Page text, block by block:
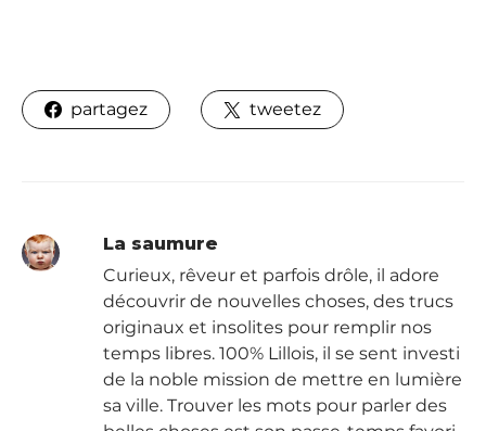
partagez tweetez
La saumure
Curieux, rêveur et parfois drôle, il adore
découvrir de nouvelles choses, des trucs
originaux et insolites pour remplir nos
temps libres. 100% Lillois, il se sent investi
de la noble mission de mettre en lumière
sa ville. Trouver les mots pour parler des